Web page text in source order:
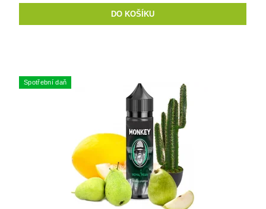
Spotřební daň